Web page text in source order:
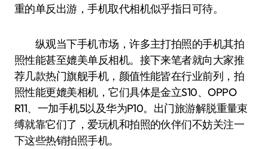
重的单反出游，手机取代相机似乎指日可待。
纵观当下手机市场，许多主打拍照的手机其拍
照性能甚至媲美单反相机。接下来笔者就向大家推
荐几款热门旗舰手机，颜值性能皆在行业前列，拍
照性能更媲美相机，它们具体是金立S10、OPPO
R11、一加手机5以及华为P10。出门旅游解脱重量束
缚就靠它们了，爱玩机和拍照的伙伴们不妨关注一
下这些热销拍照手机。